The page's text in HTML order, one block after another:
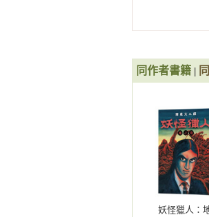
同作者書籍
妖怪獵人：